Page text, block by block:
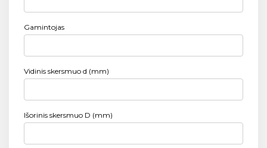
Gamintojas
Vidinis skersmuo d (mm)
Išorinis skersmuo D (mm)